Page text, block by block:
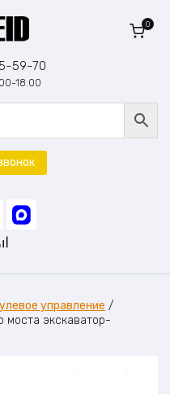
59-70
18:00
0
управление /
моста экскаватор-